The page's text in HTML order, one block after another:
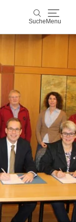
Suche Menu